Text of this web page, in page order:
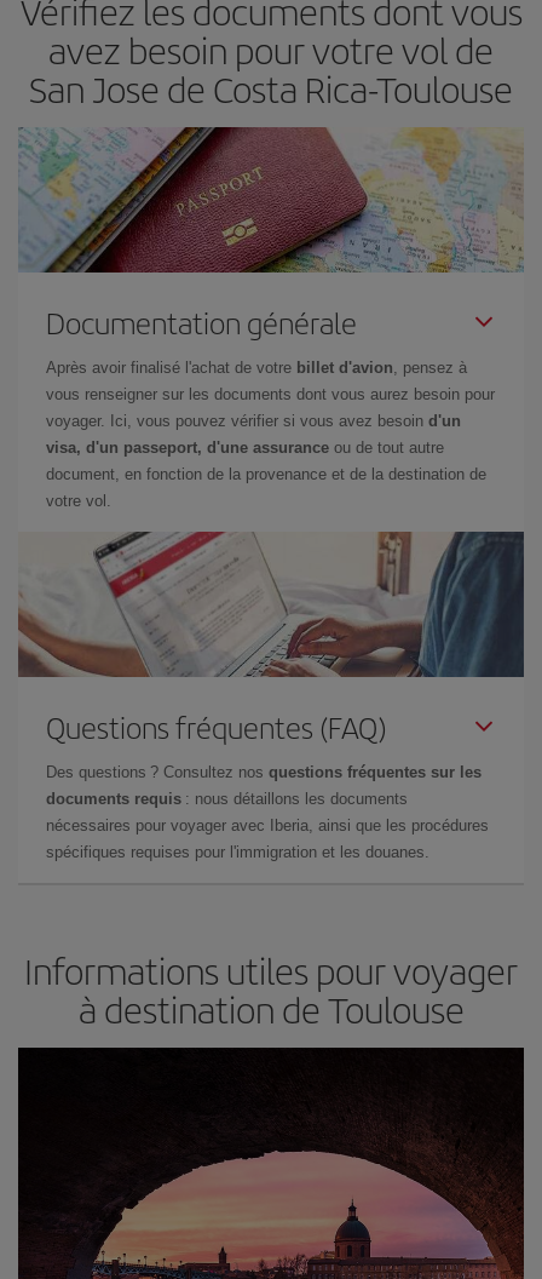
Vérifiez les documents dont vous
avez besoin pour votre vol de
San Jose de Costa Rica-Toulouse
Documentation générale
Après avoir finalisé l'achat de votre billet d'avion, pensez à
vous renseigner sur les documents dont vous aurez besoin pour
voyager. Ici, vous pouvez vérifier si vous avez besoin d'un
visa, d'un passeport, d'une assurance ou de tout autre
document, en fonction de la provenance et de la destination de
votre vol.
Questions fréquentes (FAQ)
Des questions ? Consultez nos questions fréquentes sur les
documents requis : nous détaillons les documents
nécessaires pour voyager avec Iberia, ainsi que les procédures
spécifiques requises pour l'immigration et les douanes.
Informations utiles pour voyager
à destination de Toulouse